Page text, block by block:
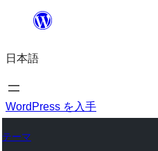
を
ス
キ
プ
日本語
WordPress を入手
テーマ